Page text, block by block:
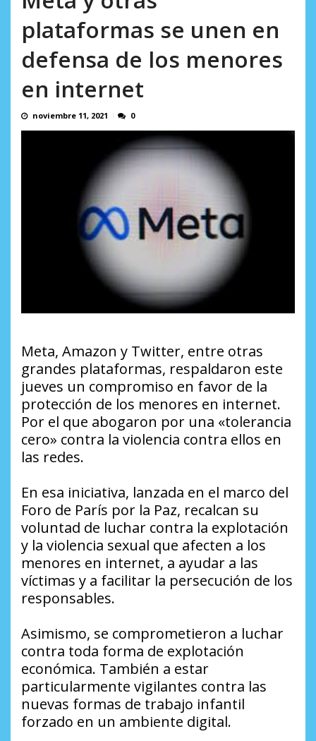
plataformas se unen en
defensa de los menores
en internet
noviembre 11, 2021 0
Meta, Amazon y Twitter, entre otras
grandes plataformas, respaldaron este
jueves un compromiso en favor de la
protección de los menores en internet.
Por el que abogaron por una «tolerancia
cero» contra la violencia contra ellos en
las redes.
En esa iniciativa, lanzada en el marco del
Foro de París por la Paz, recalcan su
voluntad de luchar contra la explotación
y la violencia sexual que afecten a los
menores en internet, a ayudar a las
víctimas y a facilitar la persecución de los
responsables.
Asimismo, se comprometieron a luchar
contra toda forma de explotación
económica. También a estar
particularmente vigilantes contra las
nuevas formas de trabajo infantil
forzado en un ambiente digital.